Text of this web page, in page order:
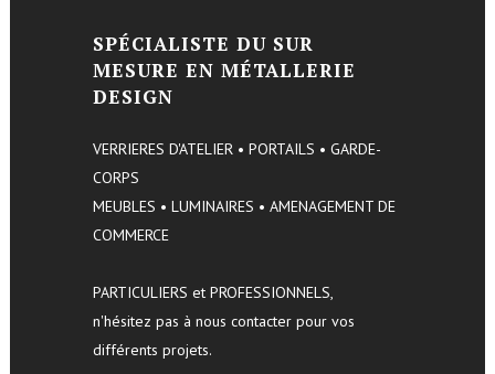
SPÉCIALISTE DU SUR
MESURE EN MÉTALLERIE
DESIGN
VERRIERES D'ATELIER • PORTAILS • GARDE-
CORPS
MEUBLES • LUMINAIRES • AMENAGEMENT DE
COMMERCE
PARTICULIERS et PROFESSIONNELS,
n'hésitez pas à nous contacter pour vos
différents projets.